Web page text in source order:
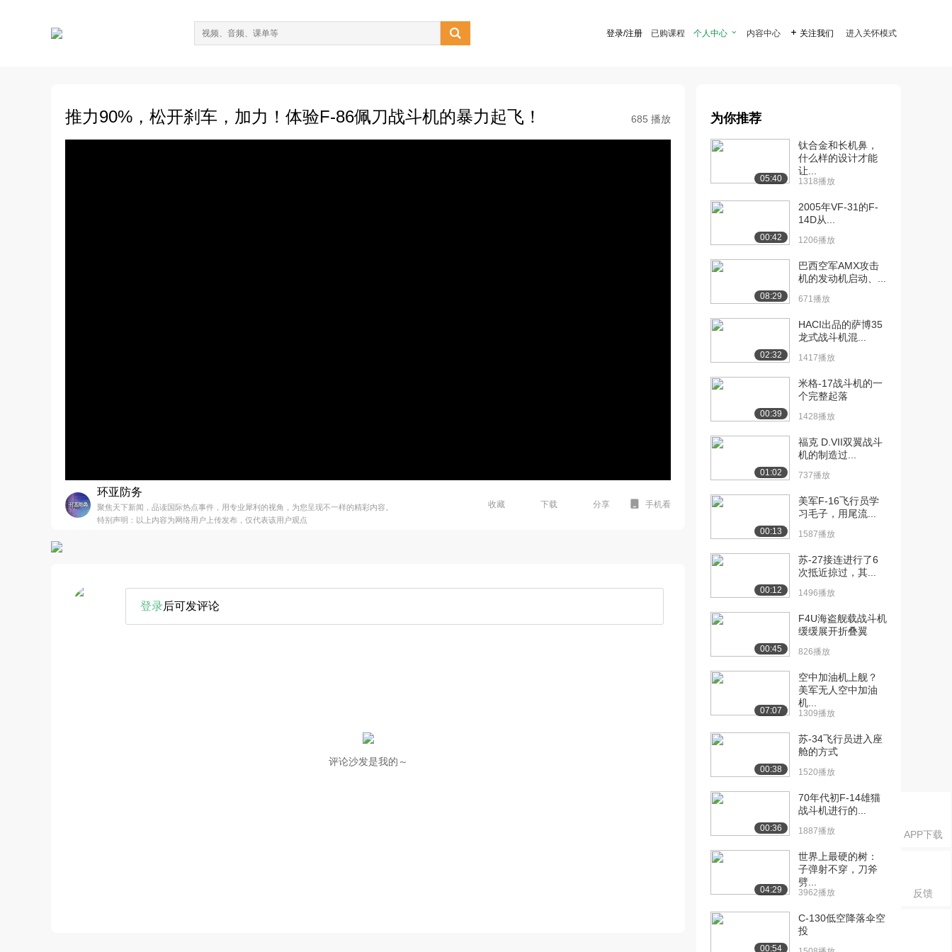
 登录/注册 已购课程 个人中心  内容中心  关注我们 进入关怀模式
APP下载
反馈
推力90%，松开刹车，加力！体验F-86佩刀战斗机的暴力起飞！ 685 播放
环亚防务
聚焦天下新闻，品读国际热点事件，用专业犀利的视角，为您呈现不一样的精彩内容。
特别声明：以上内容为网络用户上传发布，仅代表该用户观点
收藏 下载 分享 手机看
登录后可发评论
评论沙发是我的～
为你推荐
05:40
钛合金和长机鼻，
什么样的设计才能
让...
1318播放
00:42
2005年VF-31的F-
14D从...
1206播放
08:29
巴西空军AMX攻击
机的发动机启动、...
671播放
02:32
HACI出品的萨博35
龙式战斗机混...
1417播放
00:39
米格-17战斗机的一
个完整起落
1428播放
01:02
福克 D.VII双翼战斗
机的制造过...
737播放
00:13
美军F-16飞行员学
习毛子，用尾流...
1587播放
00:12
苏-27接连进行了6
次抵近掠过，其...
1496播放
00:45
F4U海盗舰载战斗机
缓缓展开折叠翼
826播放
07:07
空中加油机上舰？
美军无人空中加油
机...
1309播放
00:38
苏-34飞行员进入座
舱的方式
1520播放
00:36
70年代初F-14雄猫
战斗机进行的...
1887播放
04:29
世界上最硬的树：
子弹射不穿，刀斧
劈...
3962播放
00:54
C-130低空降落伞空
投